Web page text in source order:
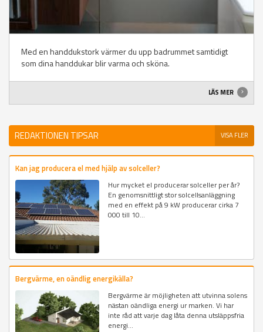
Med en handdukstork värmer du upp badrummet samtidigt
som dina handdukar blir varma och sköna.
LÄS MER
REDAKTIONEN TIPSAR VISA FLER
Kan jag producera el med hjälp av solceller?
Hur mycket el producerar solceller per år?
En genomsnittligt stor solcellsanläggning
med en effekt på 9 kW producerar cirka 7
000 till 10...
Bergvärme, en oändlig energikälla?
Bergvärme är möjligheten att utvinna solens
nästan oändliga energi ur marken. Vi har
inte råd att varje dag låta denna utsläppsfria
energi...